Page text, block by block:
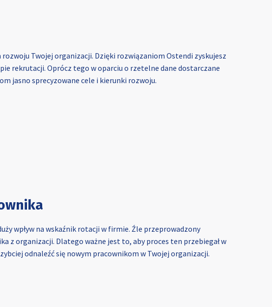
Twojej organizacji. Dzięki rozwiązaniom Ostendi zyskujesz
rekrutacji. Oprócz tego w oparciu o rzetelne dane dostarczane
jasno sprecyzowane cele i kierunki rozwoju.
wpływ na wskaźnik rotacji w firmie. Źle przeprowadzony
z organizacji. Dlatego ważne jest to, aby proces ten przebiegał w
odnaleźć się nowym pracownikom w Twojej organizacji.